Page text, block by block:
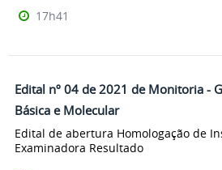
17h41
Edital nº 04 de 2021 de Monitoria -
Básica e Molecular
Edital de abertura Homologação de
Examinadora Resultado